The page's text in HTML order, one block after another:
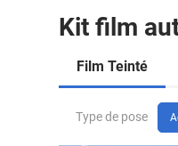
Kit film
Film Teinté
Type de pose
arrière